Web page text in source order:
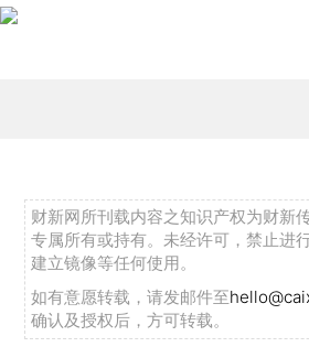
财新网所刊载内容之知识产权为财新
专属所有或持有。未经许可，禁止进
建立镜像等任何使用。
如有意愿转载，请发邮件至
确认及授权后，方可转载。